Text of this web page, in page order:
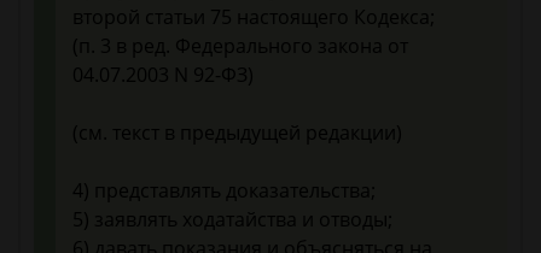
второй статьи 75 настоящего Кодекса;
(п. 3 в ред. Федерального закона от
04.07.2003 N 92-ФЗ)
(см. текст в предыдущей редакции)
4) представлять доказательства;
5) заявлять ходатайства и отводы;